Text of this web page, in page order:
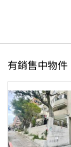
有銷售中物件